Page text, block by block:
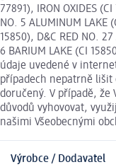
77891), IRON OXIDES
NO. 5 ALUMINUM LAKE
15850), D&C RED NO.
6 BARIUM LAKE (CI
údaje uvedené v
případech nepatrně lišit
doručený. V případě, že
důvodů vyhovovat,
našimi Všeobecnými
Výrobce / Dodavatel